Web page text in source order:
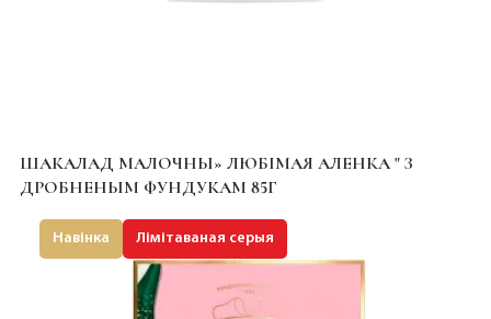
ШАКАЛАД МАЛОЧНЫ» ЛЮБІМАЯ АЛЕНКА " З
ДРОБНЕНЫМ ФУНДУКАМ 85Г
Навінка Лімітаваная серыя